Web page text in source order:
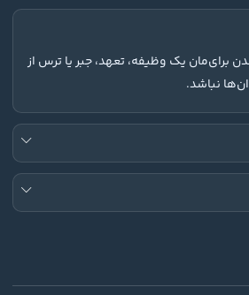
برای‌مان یک وظیفه، تعهد، جبر یا ترس از
نباشد.